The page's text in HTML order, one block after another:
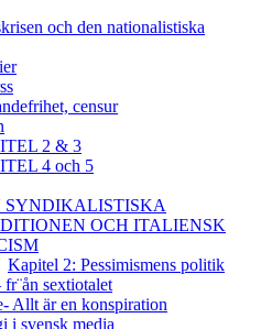
och den nationalistiska
censur
2 & 3
4 och 5
SYNDIKALISTISKA
OCH ITALIENSK
Kapitel 2: Pessimismens politik
sextiotalet
Allt är en konspiration
i svensk media